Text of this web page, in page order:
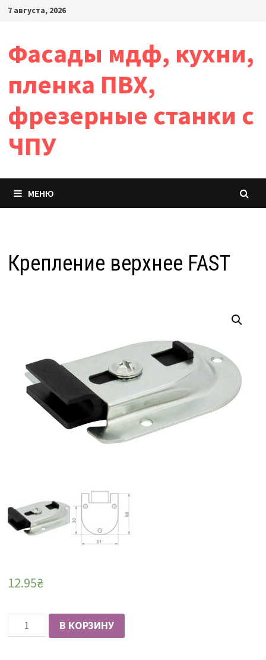
Перейти
7 августа, 2026
Фасады мдф, кухни,
пленка ПВХ,
фрезерные станки с
ЧПУ
МЕНЮ
Крепление верхнее FAST
12.95₴
Количество
Крепление
В КОРЗИНУ